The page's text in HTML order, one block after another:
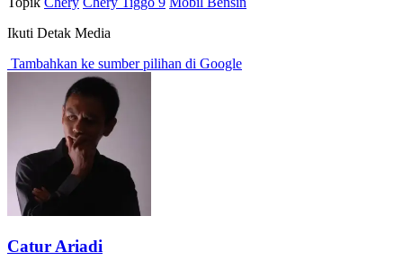
Ikuti Detak Media
Tambahkan ke sumber pilihan di Google
Catur Ariadi